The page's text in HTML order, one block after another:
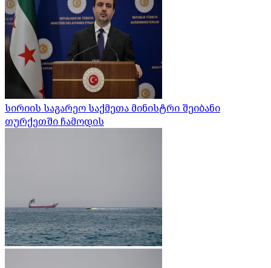
სირიის საგარეო საქმეთა მინისტრი შეიბანი
თურქეთში ჩამოდის